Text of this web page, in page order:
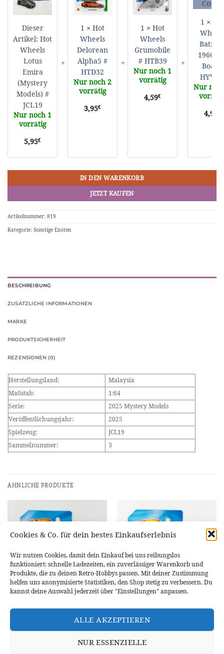
Cookies & Co. für dein bestes Einkaufserlebnis
Wir nutzen Cookies, damit dein Einkauf bei uns reibungslos
funktioniert: schnelle Ladezeiten, ein zuverlässiger Warenkorb und
Produkte, die zu deinen Retro-Hobbys passen. Mit deiner Zustimmung
helfen uns anonymisierte Statistiken, den Shop stetig zu verbessern. Du
kannst deine Auswahl jederzeit über "Einstellungen" anpassen.
ALLE AKZEPTIEREN
NUR ESSENZIELLE
Models)
#
JCL19
Dieser
Artikel: Hot
Wheels
Lotus
Emira
(Mystery
Models) #
JCL19
Nur noch 1
vorrätig
5,95€
Alpha5
HTD32
1 × Hot
Wheels
Delorean
Alpha5 #
HTD32
Nur noch 2
vorrätig
3,95€
#
1 × Hot
Wheels
Grumobile
# HTB39
Nur noch 1
vorrätig
4,59€
1 ×
1966
Boat #
Nur
4,95
IN DEN WARENKORB
JETZT KAUFEN
Artikelnummer: 819
Kategorie: Sonstige Exoten
BESCHREIBUNG
ZUSÄTZLICHE INFORMATIONEN
MARKE
PRODUKTSICHERHEIT
REZENSIONEN (0)
Herstellungsland:
Malaysia
Maßstab:
1:64
Serie:
2025 Mystery Models
Veröffentlichungsjahr:
2025
Spielzeug:
JCL19
Sammelnummer:
3
ÄHNLICHE PRODUKTE
Super # HYW40
IN DEN WARENKORB
NICHT VORRÄTIG
“Daytona” Coupe # HTF10